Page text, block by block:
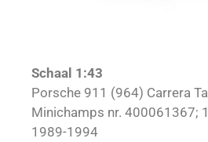
Schaal 1:43
Porsche 911 (964) Carrera
Minichamps nr. 400061367;
1989-1994